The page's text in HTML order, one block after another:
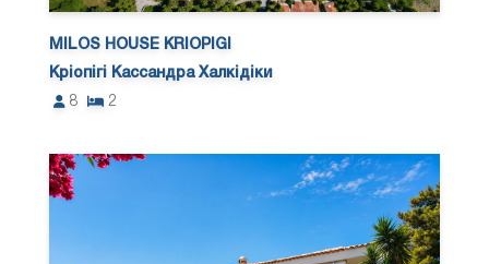
MILOS HOUSE KRIOPIGI
Кріопігі Кассандра Халкідіки
8
2